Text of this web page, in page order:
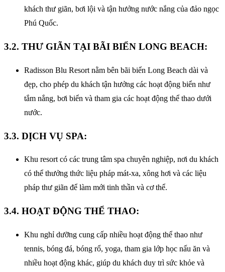
khách thư giãn, bơi lội và tận hưởng nước nắng của đảo ngọc
Phú Quốc.
3.2. THƯ GIÃN TẠI BÃI BIỂN LONG BEACH:
Radisson Blu Resort nằm bên bãi biển Long Beach dài và
đẹp, cho phép du khách tận hưởng các hoạt động biển như
tắm nắng, bơi biển và tham gia các hoạt động thể thao dưới
nước.
3.3. DỊCH VỤ SPA:
Khu resort có các trung tâm spa chuyên nghiệp, nơi du khách
có thể thưởng thức liệu pháp mát-xa, xông hơi và các liệu
pháp thư giãn để làm mới tinh thần và cơ thể.
3.4. HOẠT ĐỘNG THỂ THAO:
Khu nghỉ dưỡng cung cấp nhiều hoạt động thể thao như
tennis, bóng đá, bóng rổ, yoga, tham gia lớp học nấu ăn và
nhiều hoạt động khác, giúp du khách duy trì sức khỏe và